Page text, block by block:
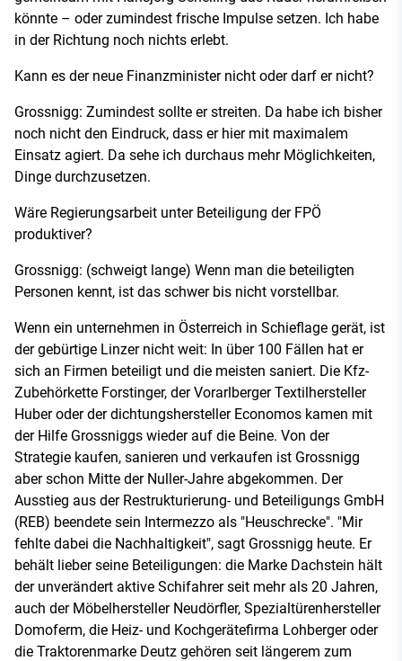
könnte – oder zumindest frische Impulse setzen. Ich habe
in der Richtung noch nichts erlebt.
Kann es der neue Finanzminister nicht oder darf er nicht?
Grossnigg: Zumindest sollte er streiten. Da habe ich bisher
noch nicht den Eindruck, dass er hier mit maximalem
Einsatz agiert. Da sehe ich durchaus mehr Möglichkeiten,
Dinge durchzusetzen.
Wäre Regierungsarbeit unter Beteiligung der FPÖ
produktiver?
Grossnigg: (schweigt lange) Wenn man die beteiligten
Personen kennt, ist das schwer bis nicht vorstellbar.
Wenn ein unternehmen in Österreich in Schieflage gerät, ist
der gebürtige Linzer nicht weit: In über 100 Fällen hat er
sich an Firmen beteiligt und die meisten saniert. Die Kfz-
Zubehörkette Forstinger, der Vorarlberger Textilhersteller
Huber oder der dichtungshersteller Economos kamen mit
der Hilfe Grossniggs wieder auf die Beine. Von der
Strategie kaufen, sanieren und verkaufen ist Grossnigg
aber schon Mitte der Nuller-Jahre abgekommen. Der
Ausstieg aus der Restrukturierung- und Beteiligungs GmbH
(REB) beendete sein Intermezzo als "Heuschrecke". "Mir
fehlte dabei die Nachhaltigkeit", sagt Grossnigg heute. Er
behält lieber seine Beteiligungen: die Marke Dachstein hält
der unverändert aktive Schifahrer seit mehr als 20 Jahren,
auch der Möbelhersteller Neudörfler, Spezialtürenhersteller
Domoferm, die Heiz- und Kochgerätefirma Lohberger oder
die Traktorenmarke Deutz gehören seit längerem zum